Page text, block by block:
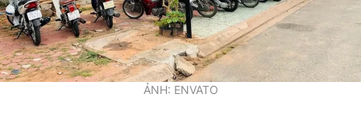
Giấy phép xuất bản số 110/GP - BTTTT cấp ngày 24.3.2020
© 2003-2026 Bản quyền thuộc về Báo Thanh Niên. Cấm sao chép
dưới mọi hình thức nếu không có sự chấp thuận bằng văn bản.
Phát triển bởi ePi Technologies, JSC.
ẢNH: ENVATO